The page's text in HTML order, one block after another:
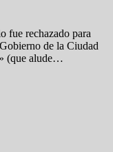
fue rechazado para
de la Ciudad
(que alude…